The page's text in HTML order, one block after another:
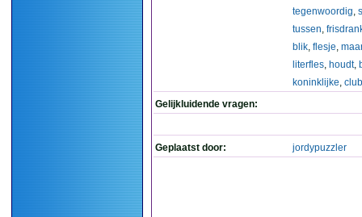
tegenwoordig,
tussen,
blik, flesje, maar
literfles, houdt,
koninklijke, club
Gelijkluidende vragen:
Geplaatst door: jordypuzzler